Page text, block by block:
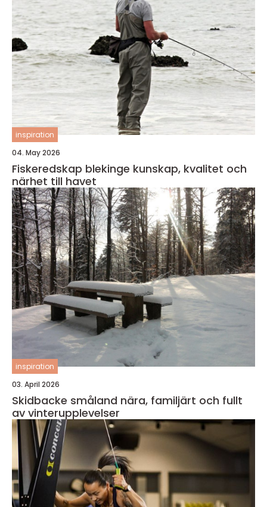
inspiration
04. May 2026
Fiskeredskap blekinge kunskap, kvalitet och
närhet till havet
inspiration
03. April 2026
Skidbacke småland nära, familjärt och fullt
av vinterupplevelser